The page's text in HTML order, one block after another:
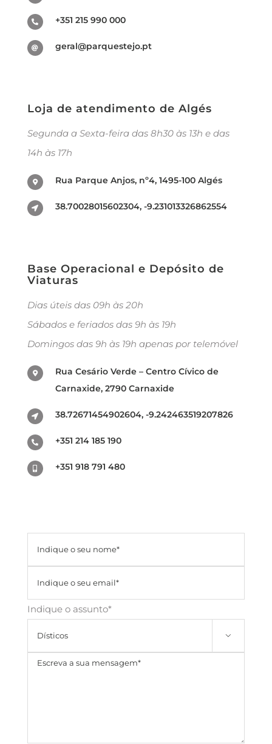
+351 215 990 000
geral@parquestejo.pt
Loja de atendimento de Algés
Segunda a Sexta-feira das 8h30 às 13h e das
14h às 17h
Rua Parque Anjos, nº4, 1495-100 Algés
38.70028015602304, -9.231013326862554
Base Operacional e Depósito de
Viaturas
Dias úteis das 09h às 20h
Sábados e feriados das 9h às 19h
Domingos das 9h às 19h apenas por telemóvel
Rua Cesário Verde – Centro Cívico de
Carnaxide, 2790 Carnaxide
38.72671454902604, -9.242463519207826
+351 214 185 190
+351 918 791 480
Indique o assunto*
